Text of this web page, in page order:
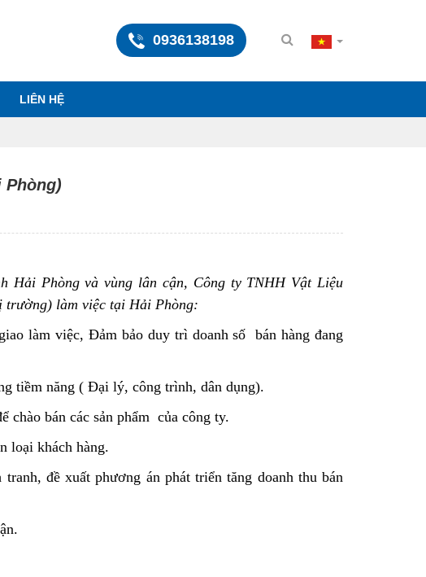
0936138198
LIÊN HỆ
Phòng)
Phòng và vùng lân cận, Công ty TNHH Vật Liệu
trường) làm việc tại Hải Phòng:
làm việc, Đảm bảo duy trì doanh số bán hàng đang
tiềm năng ( Đại lý, công trình, dân dụng).
chào bán các sản phẩm của công ty.
loại khách hàng.
đề xuất phương án phát triển tăng doanh thu bán